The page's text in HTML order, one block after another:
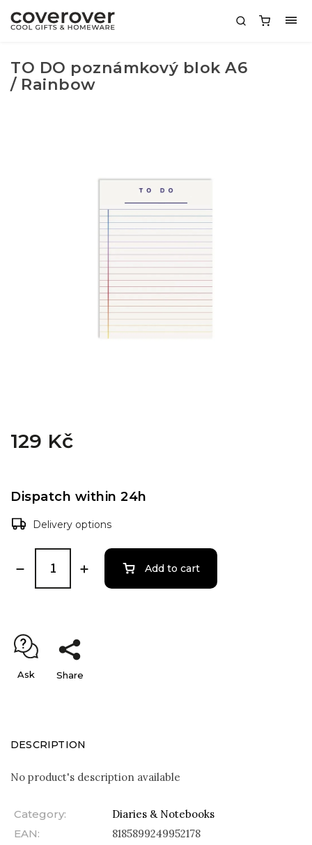
TO DO poznámkový blok A6
/ Rainbow
129 Kč
Dispatch within 24h
Delivery options
Add to cart
Ask Share
DESCRIPTION
No product's description available
Category:
Diaries & Notebooks
EAN:
8185899249952178